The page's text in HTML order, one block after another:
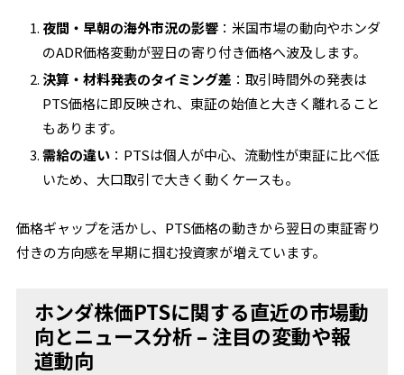
夜間・早朝の海外市況の影響 ：米国市場の動向やホンダ
のADR価格変動が翌日の寄り付き価格へ波及します。
決算・材料発表のタイミング差 ：取引時間外の発表は
PTS価格に即反映され、東証の始値と大きく離れること
もあります。
需給の違い ：PTSは個人が中心、流動性が東証に比べ低
いため、大口取引で大きく動くケースも。
価格ギャップを活かし、PTS価格の動きから翌日の東証寄り
付きの方向感を早期に掴む投資家が増えています。
ホンダ株価PTSに関する直近の市場動
向とニュース分析 – 注目の変動や報
道動向